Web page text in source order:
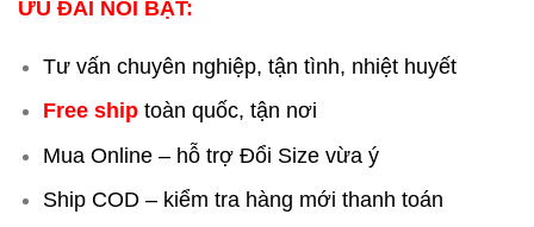
ƯU ĐÃI NỔI BẬT:
Tư vấn chuyên nghiệp, tận tình, nhiệt huyết
Free shiptoàn quốc, tận nơi
Mua Online – hỗ trợ Đổi Size vừa ý
Ship COD – kiểm tra hàng mới thanh toán